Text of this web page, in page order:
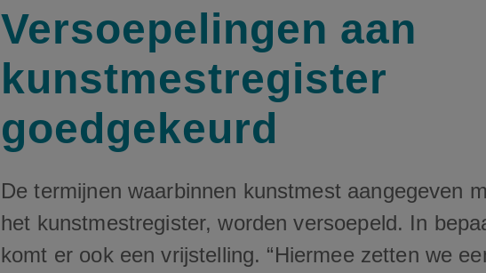
Versoepelingen aan
kunstmestregister
goedgekeurd
De termijnen waarbinnen kunstmest aangegeven
het kunstmestregister, worden versoepeld. In
komt er ook een vrijstelling. “Hiermee zetten we